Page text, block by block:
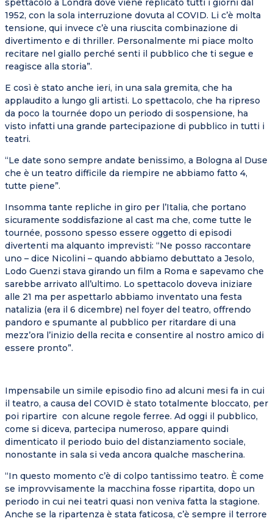
spettacolo a Londra dove viene replicato tutti i giorni dal
1952, con la sola interruzione dovuta al COVID. Li c’è molta
tensione, qui invece c’è una riuscita combinazione di
divertimento e di thriller. Personalmente mi piace molto
recitare nel giallo perché senti il pubblico che ti segue e
reagisce alla storia”.
E così è stato anche ieri, in una sala gremita, che ha
applaudito a lungo gli artisti. Lo spettacolo, che ha ripreso
da poco la tournée dopo un periodo di sospensione, ha
visto infatti una grande partecipazione di pubblico in tutti i
teatri.
“Le date sono sempre andate benissimo, a Bologna al Duse
che è un teatro difficile da riempire ne abbiamo fatto 4,
tutte piene”.
Insomma tante repliche in giro per l’Italia, che portano
sicuramente soddisfazione al cast ma che, come tutte le
tournée, possono spesso essere oggetto di episodi
divertenti ma alquanto imprevisti: “Ne posso raccontare
uno – dice Nicolini – quando abbiamo debuttato a Jesolo,
Lodo Guenzi stava girando un film a Roma e sapevamo che
sarebbe arrivato all’ultimo. Lo spettacolo doveva iniziare
alle 21 ma per aspettarlo abbiamo inventato una festa
natalizia (era il 6 dicembre) nel foyer del teatro, offrendo
pandoro e spumante al pubblico per ritardare di una
mezz’ora l’inizio della recita e consentire al nostro amico di
essere pronto”.
Impensabile un simile episodio fino ad alcuni mesi fa in cui
il teatro, a causa del COVID è stato totalmente bloccato, per
poi ripartire con alcune regole ferree. Ad oggi il pubblico,
come si diceva, partecipa numeroso, appare quindi
dimenticato il periodo buio del distanziamento sociale,
nonostante in sala si veda ancora qualche mascherina.
“In questo momento c’è di colpo tantissimo teatro. È come
se improvvisamente la macchina fosse ripartita, dopo un
periodo in cui nei teatri quasi non veniva fatta la stagione.
Anche se la ripartenza è stata faticosa, c’è sempre il terrore